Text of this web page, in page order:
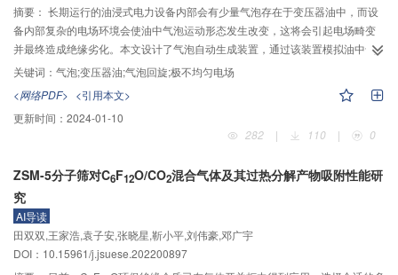
下，直接的电子碰撞电离成为主导的电离通道。此外，在相同的沉积功率下，
LF放电的最大电子密度、电子温度和正离子温度都要高于RF放电，但时间均匀
性较差，呈现出明显的脉冲放电特性。
摘要： 长期运行的油浸式电力设备内部会有少量气泡存在于变压器油中，而设
备内部复杂的电场环境会使油中气泡运动形态发生改变，这将会引起电场畸变
并最终造成绝缘劣化。本文设计了气泡自动生成装置，通过该装置模拟油中气
泡产生，利用高速相机对其运动轨迹进行捕捉；通过有限元仿真软件建立气液
两相流模型，获取气泡周围电场分布；借助仿真模型从力学角度对气泡上升时
所伴随发生的回旋现象开展讨论。利用图像处理软件对拍摄结果进行处理，分
析气泡尺寸以及电场强度对于气泡运动轨迹的影响，结果表明，气泡尺寸增大
以及电场强度的增加均会改变气泡自身受力情况使运动偏移量增大；结合仿真
面区域进行划分并利用仿真结果对该区域受力进行计算，发现气泡不同区域受
力方向各异，极不均匀场的存在导致表面受力不均是引发气泡位移、形变最终
造成多气泡回旋的主要原因；两电极间出现多气泡短暂聚集，使电场畸变进一
步加强，造成绝缘性能显著下降。研究结果可应用于长期运行的油浸式电力设
备运行状态评估。
关键词： 气泡;变压器油;气泡回旋;极不均匀电场
<网络PDF> <引用本文>
更新时间： 2024-01-10
282
| 110 | 0
ZSM-5分子筛对C6F12O/CO2混合气体及其过热分解产物吸附性能研
究
AI导读
田双双,王家浩,袁子安,张晓星,靳小平,刘伟豪,邓广宇
DOI：10.15961/j.jsuese.202200897